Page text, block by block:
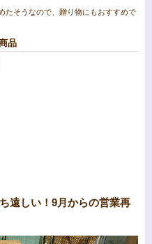
たそうなので、贈り物にもおすすめで
品
遠しい！9月からの営業再